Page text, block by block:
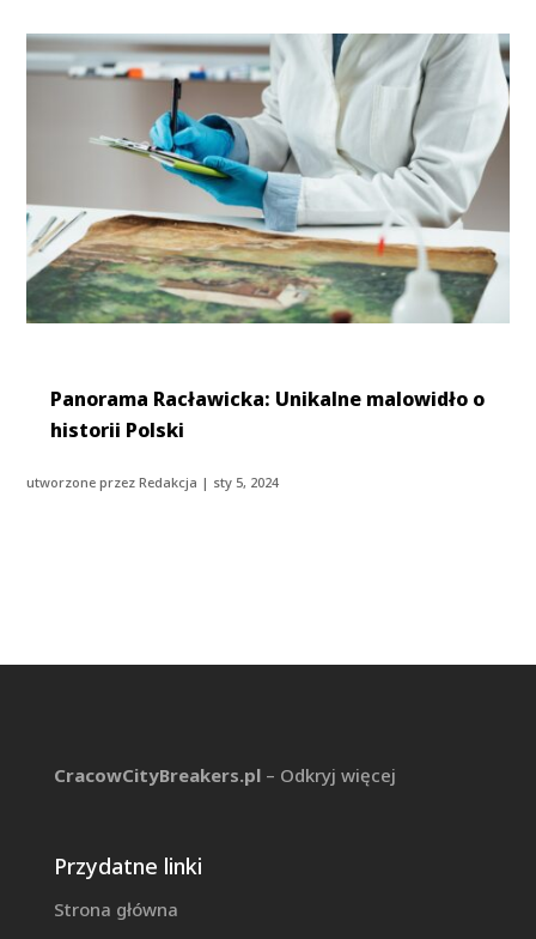
Panorama Racławicka: Unikalne malowidło o
historii Polski
utworzone przezRedakcja | sty 5, 2024
CracowCityBreakers.pl– Odkryj więcej
Przydatne linki
Strona główna